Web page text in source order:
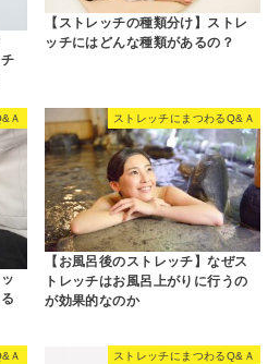
【ストレッチの種類分け】ストレ
ッチにはどんな種類があるの？
Ａ ストレッチにまつわるQ&Ａ
【お風呂後のストレッチ】なぜス
トレッチはお風呂上がりに行うの
が効果的なのか
Ａ ストレッチにまつわるQ&Ａ